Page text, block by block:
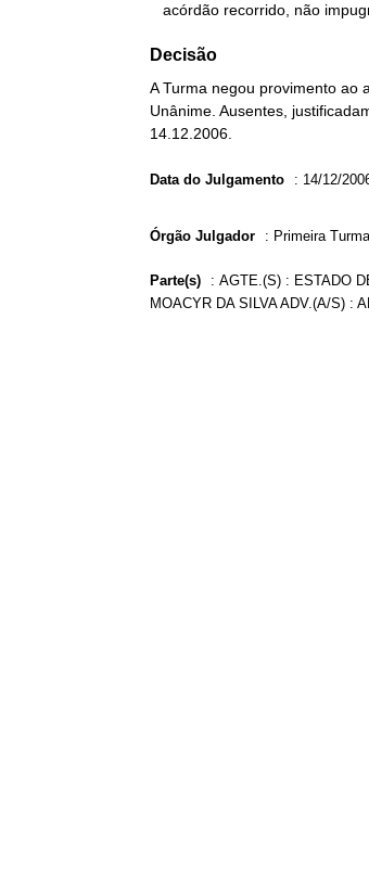
acórdão recorrido, não
Decisão
A Turma negou provimento ao
Unânime. Ausentes,
14.12.2006.
Data do Julgamento : 14/12/
Órgão Julgador : Primeira Turma
Parte(s) : AGTE.(S) : ESTADO
MOACYR DA SILVA ADV.(A/S) :